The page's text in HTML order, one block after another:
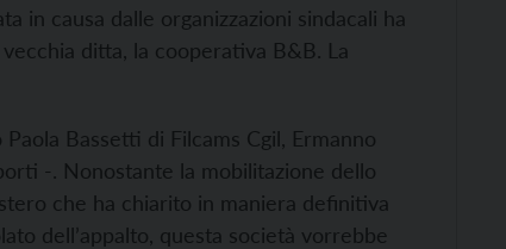
in causa dalle organizzazioni sindacali ha
ditta, la cooperativa B&B. La
Bassetti di Filcams Cgil, Ermanno
-. Nonostante la mobilitazione dello
che ha chiarito in maniera definitiva
dell’appalto, questa società vorrebbe